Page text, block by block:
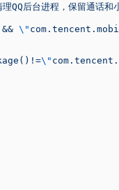
QQ后台进程，保留通话
\"
\"